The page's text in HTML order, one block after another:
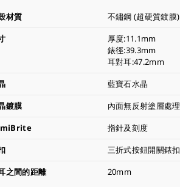
材質
不鏽鋼 (超硬質鍍膜)
厚度:11.1mm
錶徑:39.3mm
耳對耳:47.2mm
藍寶石水晶
鍍膜
內面無反射塗層處理
指針及刻度
三折式按鈕開關錶扣
之間的距離
20mm